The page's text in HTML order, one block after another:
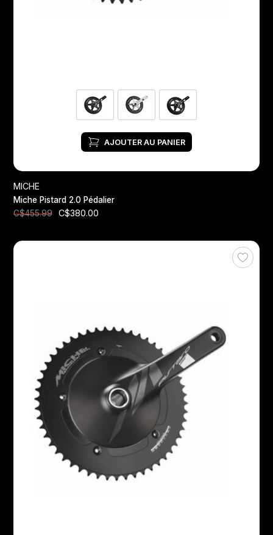
AJOUTER AU PANIER
MICHE
Miche Pistard 2.0 Pédalier
C$455.99
C$380.00